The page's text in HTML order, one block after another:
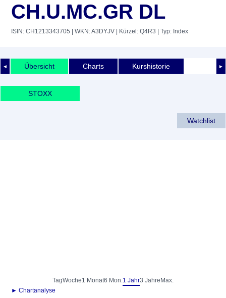
CH.U.MC.GR DL
ISIN: CH1213343705 | WKN: A3DYJV | Kürzel: Q4R3 | Typ: Index
◄ ►
Übersicht Charts Kurshistorie
STOXX
Watchlist
TagWoche1 Monat6 Mon.1 Jahr3 Jahre Max.
► Chartanalyse